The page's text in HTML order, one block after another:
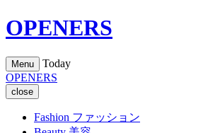
OPENERS
Menu
Today
OPENERS
close
Fashion ファッション